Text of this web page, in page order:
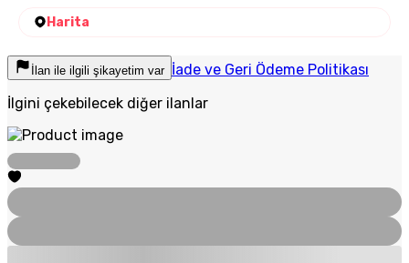
Harita
İlan ile ilgili şikayetim var İade ve Geri Ödeme Politikası
İlgini çekebilecek diğer ilanlar